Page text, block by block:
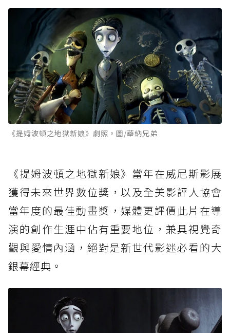
《提姆波頓之地獄新娘》劇照。圖/華納兄弟
《提姆波頓之地獄新娘》當年在威尼斯影展
獲得未來世界數位獎，以及全美影評人協會
當年度的最佳動畫獎，媒體更評價此片在導
演的創作生涯中佔有重要地位，兼具視覺奇
觀與愛情內涵，絕對是新世代影迷必看的大
銀幕經典。